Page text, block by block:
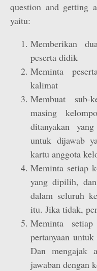
question and getting
yaitu:
Memberikan
peserta didik
Meminta
kalimat
Membuat sub-
masing
ditanyakan
untuk dijawab
kartu anggota
Meminta setiap
yang dipilih, dan
dalam seluruh
itu. Jika tidak,
Meminta
pertanyaan
Dan mengajak
jawaban dengan